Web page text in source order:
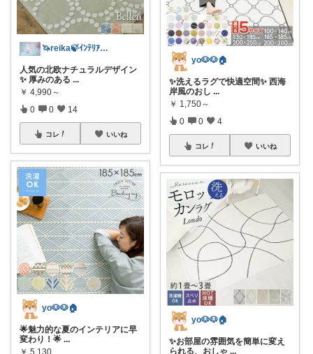
🦄reika🍃ｲﾝﾃﾘｱ🕊感謝💐
人気の北欧ナチュラルデザイン
✨ 厚みのある ...
￥ 4,990～
0 0 14
コレ いいね
yo🐶🐶🏠
🌟魅力的な夏のインテリアに早
変わり！🌟 ...
￥ 5,130
yo🐶🐶🏠
✨洗えるラグで快適空間✨ 西海
岸風のおし ...
￥ 1,750～
0 0 4
コレ いいね
yo🐶🐶🏠
✨お部屋の雰囲気を簡単に変え
られる、おしゃ ...